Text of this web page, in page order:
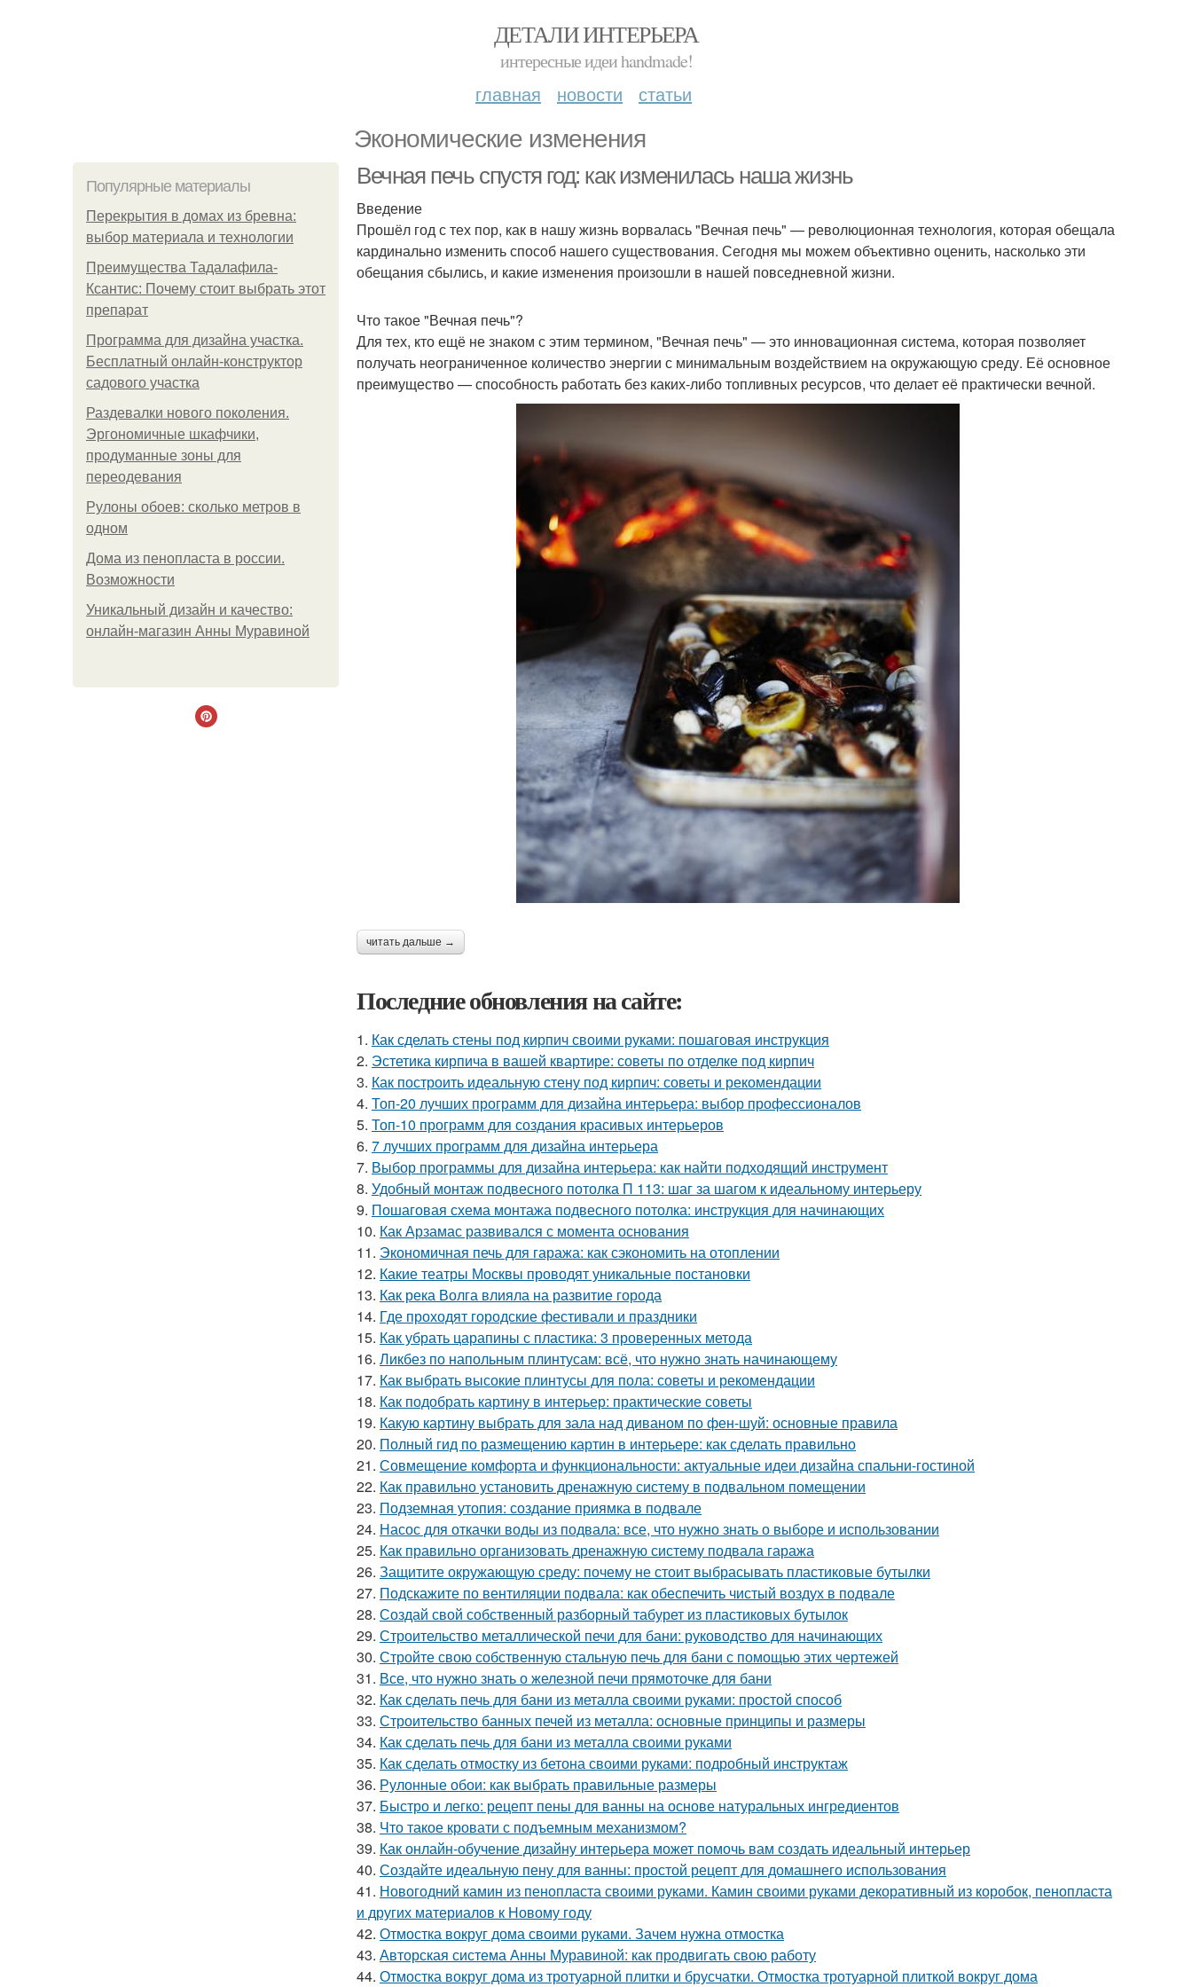
ДЕТАЛИ ИНТЕРЬЕРА
интересные идеи handmade!
главная новости статьи
Экономические изменения
Популярные материалы
Перекрытия в домах из бревна:
выбор материала и технологии
Преимущества Тадалафила-
Ксантис: Почему стоит выбрать этот
препарат
Программа для дизайна участка.
Бесплатный онлайн-конструктор
садового участка
Раздевалки нового поколения.
Эргономичные шкафчики,
продуманные зоны для
переодевания
Рулоны обоев: сколько метров в
одном
Дома из пенопласта в россии.
Возможности
Уникальный дизайн и качество:
онлайн-магазин Анны Муравиной
Вечная печь спустя год: как изменилась наша жизнь
Введение
Прошёл год с тех пор, как в нашу жизнь ворвалась "Вечная печь" — революционная технология, которая обещала
кардинально изменить способ нашего существования. Сегодня мы можем объективно оценить, насколько эти
обещания сбылись, и какие изменения произошли в нашей повседневной жизни.
Что такое "Вечная печь"?
Для тех, кто ещё не знаком с этим термином, "Вечная печь" — это инновационная система, которая позволяет
получать неограниченное количество энергии с минимальным воздействием на окружающую среду. Её основное
преимущество — способность работать без каких-либо топливных ресурсов, что делает её практически вечной.
читать дальше →
Последние обновления на сайте:
1. Как сделать стены под кирпич своими руками: пошаговая инструкция
2. Эстетика кирпича в вашей квартире: советы по отделке под кирпич
3. Как построить идеальную стену под кирпич: советы и рекомендации
4. Топ-20 лучших программ для дизайна интерьера: выбор профессионалов
5. Топ-10 программ для создания красивых интерьеров
6. 7 лучших программ для дизайна интерьера
7. Выбор программы для дизайна интерьера: как найти подходящий инструмент
8. Удобный монтаж подвесного потолка П 113: шаг за шагом к идеальному интерьеру
9. Пошаговая схема монтажа подвесного потолка: инструкция для начинающих
10. Как Арзамас развивался с момента основания
11. Экономичная печь для гаража: как сэкономить на отоплении
12. Какие театры Москвы проводят уникальные постановки
13. Как река Волга влияла на развитие города
14. Где проходят городские фестивали и праздники
15. Как убрать царапины с пластика: 3 проверенных метода
16. Ликбез по напольным плинтусам: всё, что нужно знать начинающему
17. Как выбрать высокие плинтусы для пола: советы и рекомендации
18. Как подобрать картину в интерьер: практические советы
19. Какую картину выбрать для зала над диваном по фен-шуй: основные правила
20. Полный гид по размещению картин в интерьере: как сделать правильно
21. Совмещение комфорта и функциональности: актуальные идеи дизайна спальни-гостиной
22. Как правильно установить дренажную систему в подвальном помещении
23. Подземная утопия: создание приямка в подвале
24. Насос для откачки воды из подвала: все, что нужно знать о выборе и использовании
25. Как правильно организовать дренажную систему подвала гаража
26. Защитите окружающую среду: почему не стоит выбрасывать пластиковые бутылки
27. Подскажите по вентиляции подвала: как обеспечить чистый воздух в подвале
28. Создай свой собственный разборный табурет из пластиковых бутылок
29. Строительство металлической печи для бани: руководство для начинающих
30. Стройте свою собственную стальную печь для бани с помощью этих чертежей
31. Все, что нужно знать о железной печи прямоточке для бани
32. Как сделать печь для бани из металла своими руками: простой способ
33. Строительство банных печей из металла: основные принципы и размеры
34. Как сделать печь для бани из металла своими руками
35. Как сделать отмостку из бетона своими руками: подробный инструктаж
36. Рулонные обои: как выбрать правильные размеры
37. Быстро и легко: рецепт пены для ванны на основе натуральных ингредиентов
38. Что такое кровати с подъемным механизмом?
39. Как онлайн-обучение дизайну интерьера может помочь вам создать идеальный интерьер
40. Создайте идеальную пену для ванны: простой рецепт для домашнего использования
41. Новогодний камин из пенопласта своими руками. Камин своими руками декоративный из коробок, пенопласта
и других материалов к Новому году
42. Отмостка вокруг дома своими руками. Зачем нужна отмостка
43. Авторская система Анны Муравиной: как продвигать свою работу
44. Отмостка вокруг дома из тротуарной плитки и брусчатки. Отмостка тротуарной плиткой вокруг дома